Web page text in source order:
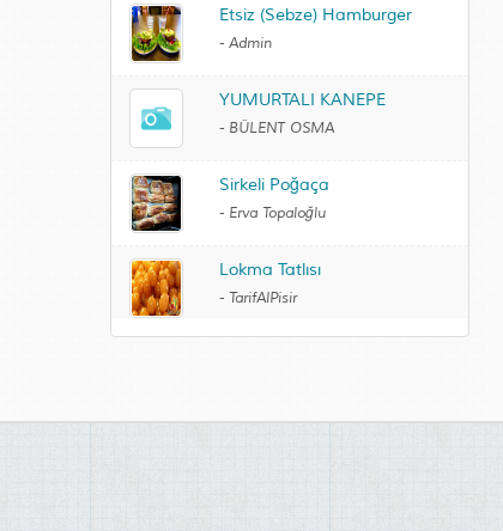
Etsiz (Sebze) Hamburger
- Admin
YUMURTALI KANEPE
- BÜLENT OSMA
Sirkeli Poğaça
- Erva Topaloğlu
Lokma Tatlısı
- TarifAlPisir